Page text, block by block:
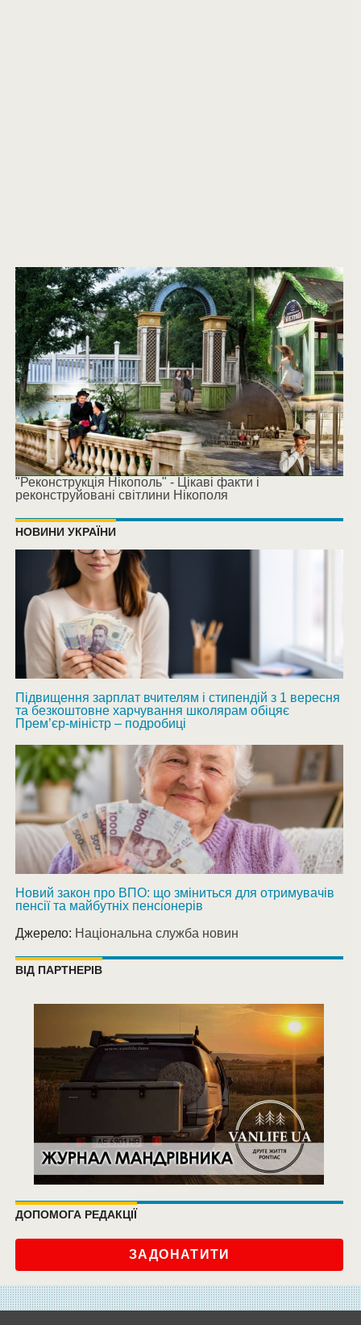
"Реконструкція Нікополь" - Цікаві факти і
реконструйовані світлини Нікополя
НОВИНИ УКРАЇНИ
Підвищення зарплат вчителям і стипендій з 1 вересня
та безкоштовне харчування школярам обіцяє
Прем’єр-міністр – подробиці
Новий закон про ВПО: що зміниться для отримувачів
пенсії та майбутніх пенсіонерів
Джерело: Національна служба новин
ВІД ПАРТНЕРІВ
ДОПОМОГА РЕДАКЦІЇ
ЗАДОНАТИТИ